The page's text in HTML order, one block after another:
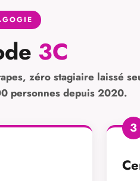
3C
zéro stagiaire laissé
personnes depuis 2020.
3